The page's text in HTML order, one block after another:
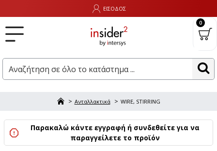
ΕΙΣΟΔΟΣ
0
Ανταλλακτικά WIRE, STIRRING
Παρακαλώ κάντε εγγραφή ή συνδεθείτε για να
παραγγείλετε το προϊόν